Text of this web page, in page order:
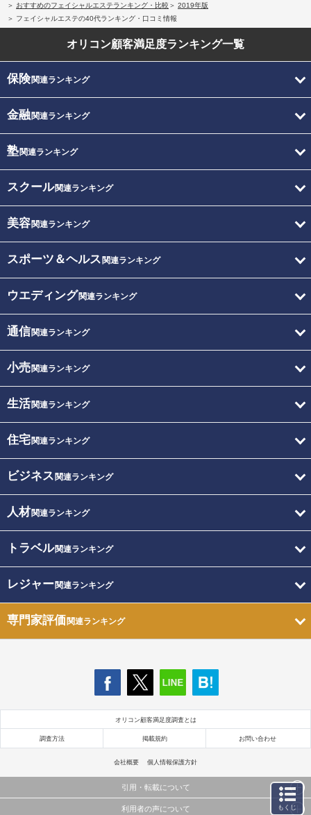
おすすめのフェイシャルエステランキング・比較
2019年版
フェイシャルエステの40代ランキング・口コミ情報
オリコン顧客満足度ランキング一覧
保険関連ランキング
金融関連ランキング
塾関連ランキング
スクール関連ランキング
美容関連ランキング
スポーツ＆ヘルス 関連ランキング
ウエディング関連ランキング
通信関連ランキング
小売関連ランキング
生活関連ランキング
住宅関連ランキング
ビジネス 関連ランキング
人材関連ランキング
トラベル関連ランキング
レジャー関連ランキング
専門家評価関連ランキング
オリコン顧客満足度調査とは
調査方法 掲載規約 お問い合わせ
会社概要 個人情報保護方針
引用・転載について
当サイトで公開されている情報（文字、写真、イラスト、画像データ等）及びこれらの配置・
利用者の声について もくじ